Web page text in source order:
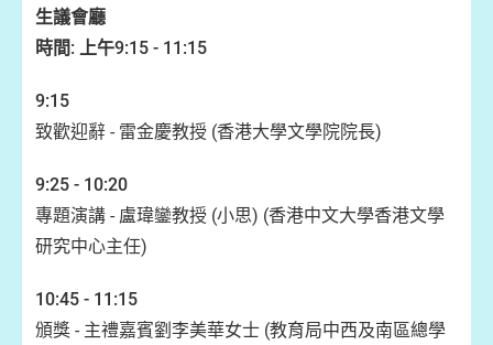
生議會廳
時間: 上午9:15 - 11:15
9:15
致歡迎辭 - 雷金慶教授 (香港大學文學院院長)
9:25 - 10:20
專題演講 - 盧瑋鑾教授 (小思) (香港中文大學香港文學
研究中心主任)
10:45 - 11:15
頒獎 - 主禮嘉賓劉李美華女士 (教育局中西及南區總學